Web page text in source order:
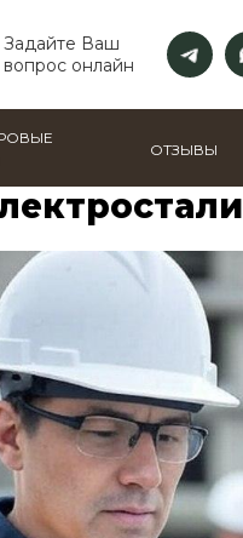
Задайте Ваш
вопрос онлайн
ОТЗЫВЫ